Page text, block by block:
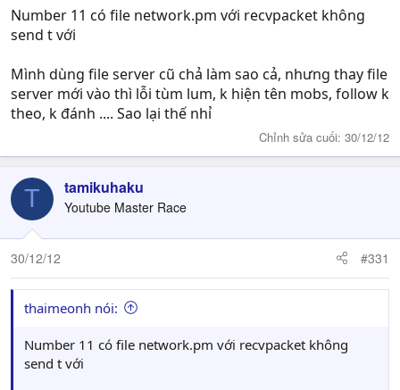
Number 11 có file network.pm với recvpacket không
send t với
Mình dùng file server cũ chả làm sao cả, nhưng thay file
server mới vào thì lỗi tùm lum, k hiện tên mobs, follow k
theo, k đánh .... Sao lại thế nhỉ
Chỉnh sửa cuối: 30/12/12
T tamikuhaku
Youtube Master Race
30/12/12 #331
thaimeonh nói:
Number 11 có file network.pm với recvpacket không
send t với